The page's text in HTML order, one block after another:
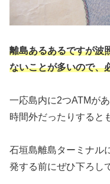
離島あるあるですが波
ないことが多いので、
一応島内に2つATMが
時間外だったりすると
石垣島離島ターミナル
発する前にぜひ下ろし